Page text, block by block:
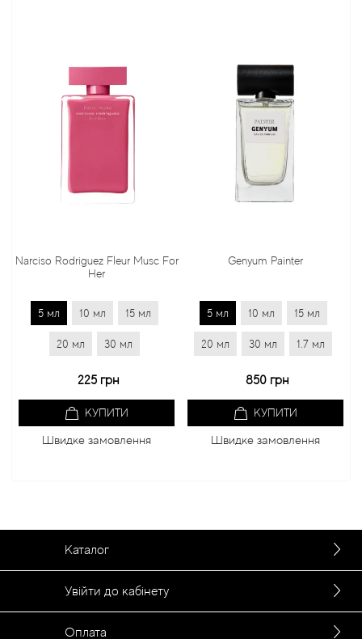
Narciso Rodriguez Fleur Musc For
Her
5 мл 10 мл 15 мл
20 мл 30 мл
225 грн
КУПИТИ
Швидке замовлення
Genyum Painter
5 мл 10 мл 15 мл
20 мл 30 мл 1.7 мл
850 грн
КУПИТИ
Швидке замовлення
Каталог
Увійти до кабінету
Оплата